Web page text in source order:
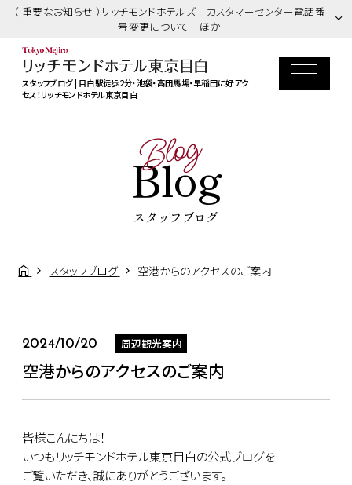
（ 重要なお知らせ ）リッチモンドホテルズ カスタマーセンター電話番
号変更について ほか
スタッフブログ | 目白駅徒歩2分・池袋・高田馬場・早稲田に好アク
セス！リッチモンドホテル東京目白
Blog
Blog
スタッフブログ
スタッフブログ 空港からのアクセスのご案内
2024/10/20 周辺観光案内
空港からのアクセスのご案内
皆様こんにちは！
いつもリッチモンドホテル東京目白の公式ブログを
ご覧いただき、誠にありがとうございます。